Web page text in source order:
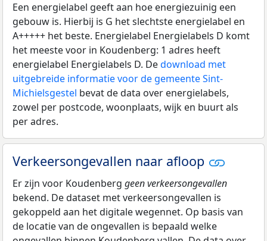
Een energielabel geeft aan hoe energiezuinig een
gebouw is. Hierbij is G het slechtste energielabel en
A+++++ het beste. Energielabel Energielabels D komt
het meeste voor in Koudenberg: 1 adres heeft
energielabel Energielabels D. Dedownload met
uitgebreide informatie voor de gemeente Sint-
Michielsgestel bevat de data over energielabels,
zowel per postcode, woonplaats, wijk en buurt als
per adres.
Verkeersongevallen naar afloop
Er zijn voor Koudenberg geen verkeersongevallen
bekend. De dataset met verkeersongevallen is
gekoppeld aan het digitale wegennet. Op basis van
de locatie van de ongevallen is bepaald welke